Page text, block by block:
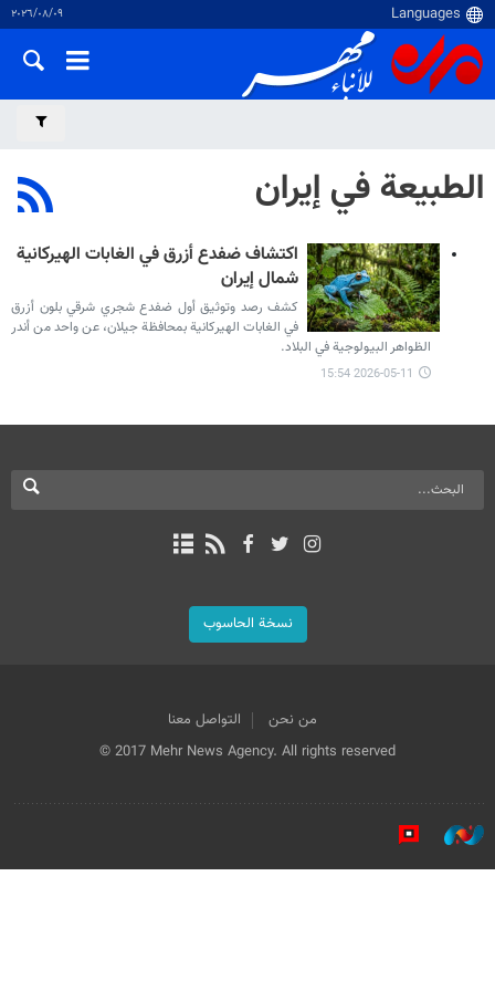
٠٩‏/٠٨‏/٢٠٢٦
الطبيعة في إيران
اكتشاف ضفدع أزرق في الغابات الهيركانية
شمال إيران
كشف رصد وتوثيق أول ضفدع شجري شرقي بلون أزرق
في الغابات الهيركانية بمحافظة جيلان، عن واحد من أندر
الظواهر البيولوجية في البلاد.
2026-05-11 15:54
نسخة الحاسوب
من نحن
التواصل معنا
© 2017 Mehr News Agency. All rights reserved